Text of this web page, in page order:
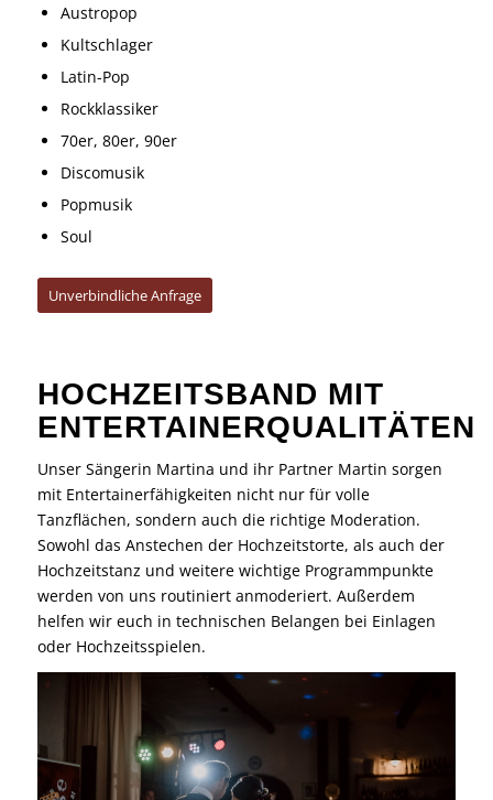
Austropop
Kultschlager
Latin-Pop
Rockklassiker
70er, 80er, 90er
Discomusik
Popmusik
Soul
Unverbindliche Anfrage
HOCHZEITSBAND MIT
ENTERTAINERQUALITÄTEN
Unser Sängerin Martina und ihr Partner Martin sorgen
mit Entertainerfähigkeiten nicht nur für volle
Tanzflächen, sondern auch die richtige Moderation.
Sowohl das Anstechen der Hochzeitstorte, als auch der
Hochzeitstanz und weitere wichtige Programmpunkte
werden von uns routiniert anmoderiert. Außerdem
helfen wir euch in technischen Belangen bei Einlagen
oder Hochzeitsspielen.